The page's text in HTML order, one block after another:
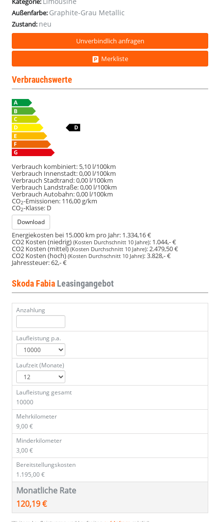
Außenfarbe: Graphite-Grau Metallic
Zustand: neu
Unverbindlich anfragen
Merkliste
Verbrauchswerte
Verbrauch kombiniert: 5,10 l/100km
Verbrauch Innenstadt:0,00 l/100km
Verbrauch Stadtrand:0,00 l/100km
Verbrauch Landstraße:0,00 l/100km
Verbrauch Autobahn:0,00 l/100km
CO2-Emissionen: 116,00 g/km
CO2-Klasse: D
Download
Energiekosten bei 15.000 km pro Jahr: 1.334,16 €
CO2 Kosten (niedrig) (Kosten Durchschnitt 10 Jahre): 1.044,- €
CO2 Kosten (mittel)(Kosten Durchschnitt 10 Jahre): 2.479,50 €
CO2 Kosten (hoch) (Kosten Durchschnitt 10 Jahre):3.828,- €
Jahressteuer:62,- €
Skoda Fabia Leasingangebot
Anzahlung
Laufleistung p.a.
Laufzeit (Monate)
Laufleistung gesamt
10000
Mehrkilometer
9,00 €
Minderkilometer
3,00 €
Bereitstellungskosten
1.195,00 €
Monatliche Rate
120,19 €